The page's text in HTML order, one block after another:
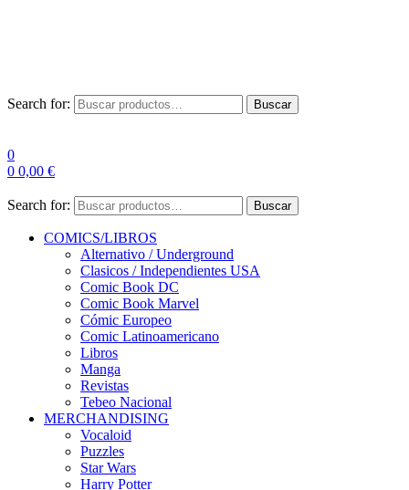
Search for: Buscar
0
0 0,00 €
Search for: Buscar
COMICS/LIBROS
Alternativo / Underground
Clasicos / Independientes USA
Comic Book DC
Comic Book Marvel
Cómic Europeo
Comic Latinoamericano
Libros
Manga
Revistas
Tebeo Nacional
MERCHANDISING
Vocaloid
Puzzles
Star Wars
Harry Potter